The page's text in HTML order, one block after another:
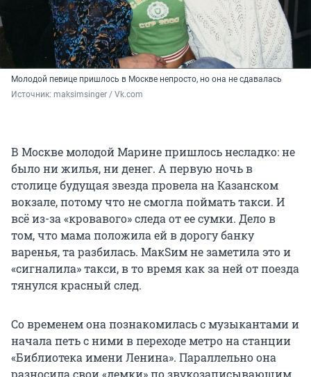
Молодой певице пришлось в Москве непросто, но она не сдавалась
Источник: maksimsinger / Vk.com
В Москве молодой Марине пришлось несладко: не
было ни жилья, ни денег. А первую ночь в
столице будущая звезда провела на Казанском
вокзале, потому что не смогла поймать такси. И
всё из-за «кровавого» следа от ее сумки. Дело в
том, что мама положила ей в дорогу банку
варенья, та разбилась. МакSим не заметила это и
«сигналила» такси, в то время как за ней от поезда
тянулся красный след.
Со временем она познакомилась с музыкантами и
начала петь с ними в переходе метро на станции
«Библиотека имени Ленина». Параллельно она
разносила свои «демки» по звукозаписывающим